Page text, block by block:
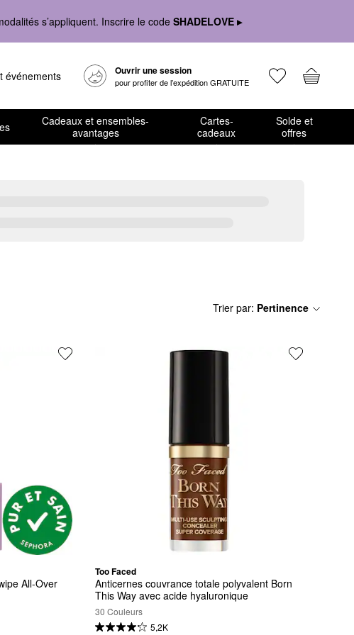
s’appliquent. Inscrire le code SHADELOVE ▸
événements Ouvrir une session
pour profiter de l’expédition GRATUITE
Cadeaux et ensembles-
avantages
Cartes-
cadeaux
Solde et
offres
Trier par: Pertinence
All-Over
Too Faced
Anticernes couvrance totale polyvalent Born
This Way avec acide hyaluronique
30 Couleurs
5,2K